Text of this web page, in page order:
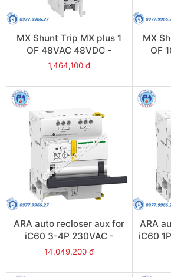
MX Shunt Trip MX plus 1
OF 48VAC 48VDC -
Model A9N26947
1,464,100 đ
MX
OF
ARA auto recloser aux for
iC60 3-4P 230VAC -
Model A9C70134
14,049,200 đ
ARA
iC60